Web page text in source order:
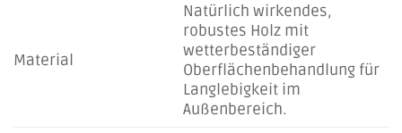
Material
Natürlich wirkendes,
robustes Holz mit
wetterbeständiger
Oberflächenbehandlung für
Langlebigkeit im
Außenbereich.